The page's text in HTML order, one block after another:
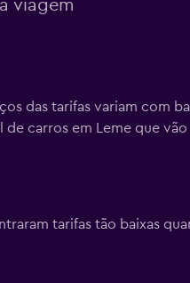
viagem
das tarifas variam com
carros em Leme que vão
tarifas tão baixas